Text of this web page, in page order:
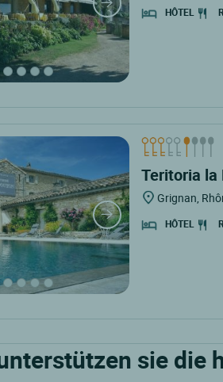
HÔTEL
Teritoria la
Grignan,
HÔTEL
sie die